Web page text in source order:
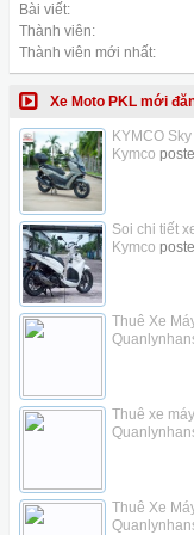
Bài viết:
Thành viên:
Thành viên mới nhất:
Xe Moto PKL mới
KYMCO
Kymco
Soi chi tiết
Kymco
Thuê Xe
Thuê xe
Thuê Xe